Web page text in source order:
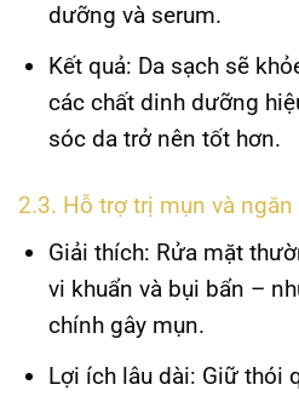
dưỡng và serum.
Kết quả: Da sạch sẽ
các chất dinh dưỡng
sóc da trở nên tốt hơn.
2.3. Hỗ trợ trị mụn và
Giải thích: Rửa mặt
vi khuẩn và bụi bẩn –
chính gây mụn.
Lợi ích lâu dài: Giữ thói